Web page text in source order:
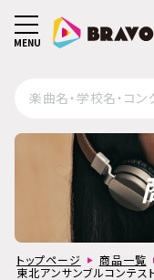
MENU
トップページ 商品一覧
東北アンサンブルコンテス